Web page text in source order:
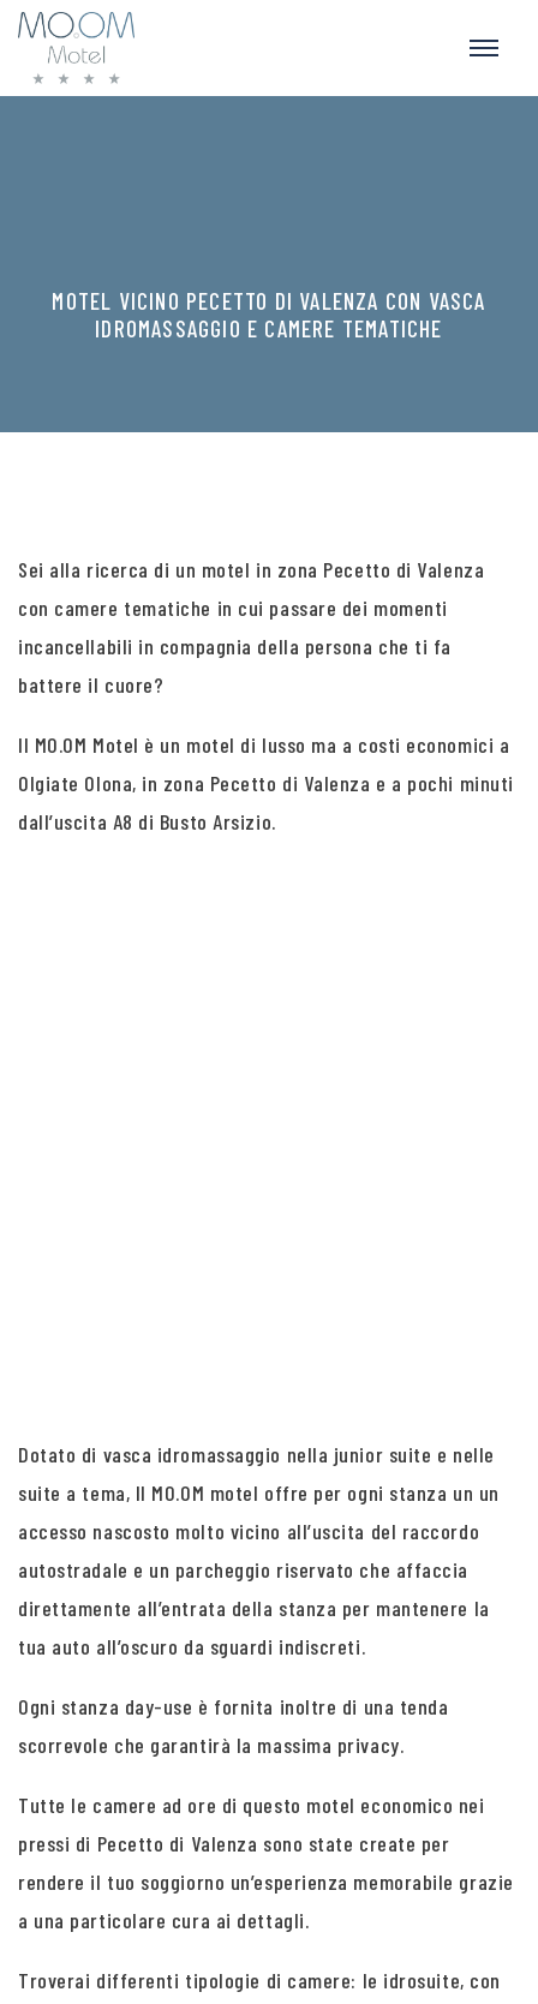
MOTEL VICINO PECETTO DI VALENZA CON VASCA
IDROMASSAGGIO E CAMERE TEMATICHE
Sei alla ricerca di un motel in zona Pecetto di Valenza
con camere tematiche in cui passare dei momenti
incancellabili in compagnia della persona che ti fa
battere il cuore?
Il MO.OM Motel è un motel di lusso ma a costi economici a
Olgiate Olona, in zona Pecetto di Valenza e a pochi minuti
dall’uscita A8 di Busto Arsizio.
Dotato di vasca idromassaggio nella junior suite e nelle
suite a tema, Il MO.OM motel offre per ogni stanza un un
accesso nascosto molto vicino all’uscita del raccordo
autostradale e un parcheggio riservato che affaccia
direttamente all’entrata della stanza per mantenere la
tua auto all’oscuro da sguardi indiscreti.
Ogni stanza day-use è fornita inoltre di una tenda
scorrevole che garantirà la massima privacy.
Tutte le camere ad ore di questo motel economico nei
pressi di Pecetto di Valenza sono state create per
rendere il tuo soggiorno un’esperienza memorabile grazie
a una particolare cura ai dettagli.
Troverai differenti tipologie di camere: le idrosuite, con